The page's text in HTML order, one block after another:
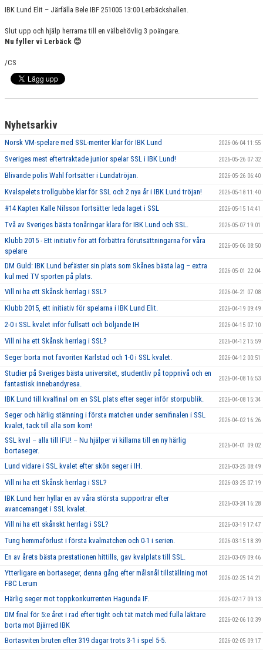
IBK Lund Elit – Järfälla Bele IBF 251005 13:00 Lerbäckshallen.
Slut upp och hjälp herrarna till en välbehövlig 3 poängare.
Nu fyller vi Lerbäck 😊
/CS
Nyhetsarkiv
Norsk VM-spelare med SSL-meriter klar för IBK Lund 2026-06-04 11:55
Sveriges mest eftertraktade junior spelar SSL i IBK Lund! 2026-05-26 07:32
Blivande polis Wahl fortsätter i Lundatröjan. 2026-05-26 06:40
Kvalspelets trollgubbe klar för SSL och 2 nya år i IBK Lund tröjan! 2026-05-18 11:40
#14 Kapten Kalle Nilsson fortsätter leda laget i SSL 2026-05-15 14:41
Två av Sveriges bästa tonåringar klara för IBK Lund och SSL. 2026-05-07 19:01
Klubb 2015 - Ett initiativ för att förbättra förutsättningarna för våra
spelare
2026-05-06 08:50
DM Guld: IBK Lund befäster sin plats som Skånes bästa lag – extra
kul med TV sporten på plats.
2026-05-01 22:04
Vill ni ha ett Skånsk herrlag i SSL? 2026-04-21 07:08
Klubb 2015, ett initiativ för spelarna i IBK Lund Elit. 2026-04-19 09:49
2-0 i SSL kvalet inför fullsatt och böljande IH 2026-04-15 07:10
Vill ni ha ett Skånsk herrlag i SSL? 2026-04-12 15:59
Seger borta mot favoriten Karlstad och 1-0 i SSL kvalet. 2026-04-12 00:51
Studier på Sveriges bästa universitet, studentliv på toppnivå och en
fantastisk innebandyresa.
2026-04-08 16:53
IBK Lund till kvalfinal om en SSL plats efter seger inför storpublik. 2026-04-08 15:34
Seger och härlig stämning i första matchen under semifinalen i SSL
kvalet, tack till alla som kom!
2026-04-02 16:26
SSL kval – alla till IFU! – Nu hjälper vi killarna till en ny härlig
bortaseger.
2026-04-01 09:02
Lund vidare i SSL kvalet efter skön seger i IH. 2026-03-25 08:49
Vill ni ha ett Skånsk herrlag i SSL? 2026-03-25 07:19
IBK Lund herr hyllar en av våra största supportrar efter
avancemanget i SSL kvalet.
2026-03-24 16:28
Vill ni ha ett skånskt herrlag i SSL? 2026-03-19 17:47
Tung hemmaförlust i första kvalmatchen och 0-1 i serien. 2026-03-15 18:39
En av årets bästa prestationen hittills, gav kvalplats till SSL. 2026-03-09 09:46
Ytterligare en bortaseger, denna gång efter målsnål tillställning mot
FBC Lerum
2026-02-25 14:21
Härlig seger mot toppkonkurrenten Hagunda IF. 2026-02-17 09:13
DM final för 5:e året i rad efter tight och tät match med fulla läktare
borta mot Bjärred IBK
2026-02-06 10:39
Bortasviten bruten efter 319 dagar trots 3-1 i spel 5-5. 2026-02-05 09:17